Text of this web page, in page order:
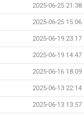
2025-06-25 21:38
2025-06-25 15:06
2025-06-19 23:17
2025-06-19 14:47
2025-06-16 18:09
2025-06-13 22:14
2025-06-13 13:57